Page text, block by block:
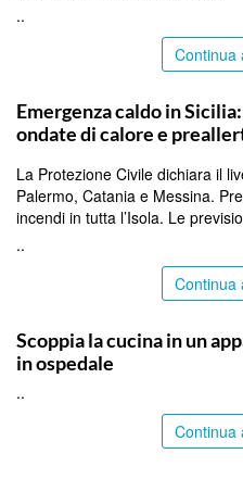
..
Continua
Emergenza caldo in
ondate di calore e
La Protezione Civile dichiara il
Palermo, Catania e Messina.
incendi in tutta l’Isola. Le
..
Continua
Scoppia la cucina in un
in ospedale
..
Continua